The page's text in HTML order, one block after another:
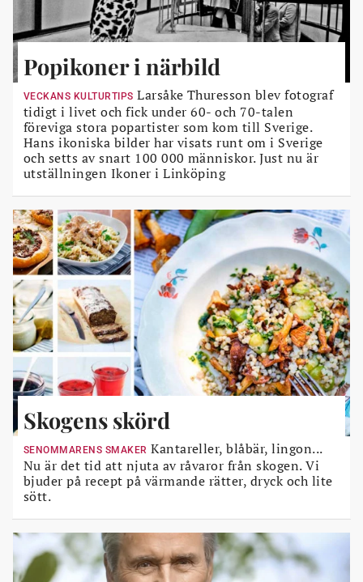
Popikoner i närbild
VECKANS KULTURTIPS Larsåke Thuresson blev fotograf
tidigt i livet och fick under 60- och 70-talen
föreviga stora popartister som kom till Sverige.
Hans ikoniska bilder har visats runt om i Sverige
och setts av snart 100 000 människor. Just nu är
utställningen Ikoner i Linköping
Skogens skörd
SENOMMARENS SMAKER Kantareller, blåbär, lingon...
Nu är det tid att njuta av råvaror från skogen. Vi
bjuder på recept på värmande rätter, dryck och lite
sött.